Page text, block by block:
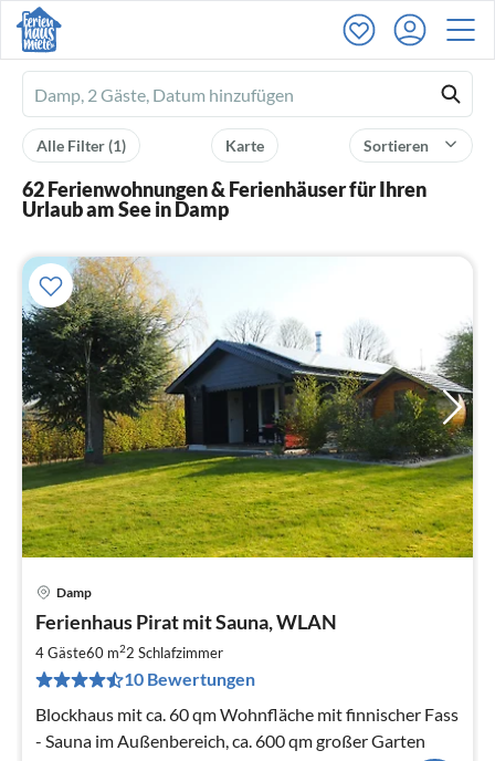
Ferienhausmiete
logo
Sortieren
Karte
Alle Filter(1)
62 Ferienwohnungen & Ferienhäuser für Ihren
Urlaub am See in Damp
Damp
Ferienhaus Pirat mit Sauna, WLAN
4 Gäste60 m22 Schlafzimmer
10 Bewertungen
Blockhaus mit ca. 60 qm Wohnfläche mit finnischer Fass
- Sauna im Außenbereich, ca. 600 qm großer Garten